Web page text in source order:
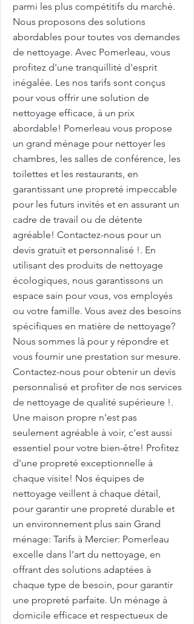
parmi les plus compétitifs du marché.
Nous proposons des solutions
abordables pour toutes vos demandes
de nettoyage. Avec Pomerleau, vous
profitez d'une tranquillité d'esprit
inégalée. Les nos tarifs sont conçus
pour vous offrir une solution de
nettoyage efficace, à un prix
abordable! Pomerleau vous propose
un grand ménage pour nettoyer les
chambres, les salles de conférence, les
toilettes et les restaurants, en
garantissant une propreté impeccable
pour les futurs invités et en assurant un
cadre de travail ou de détente
agréable! Contactez-nous pour un
devis gratuit et personnalisé !. En
utilisant des produits de nettoyage
écologiques, nous garantissons un
espace sain pour vous, vos employés
ou votre famille. Vous avez des besoins
spécifiques en matière de nettoyage?
Nous sommes là pour y répondre et
vous fournir une prestation sur mesure.
Contactez-nous pour obtenir un devis
personnalisé et profiter de nos services
de nettoyage de qualité supérieure !.
Une maison propre n'est pas
seulement agréable à voir, c'est aussi
essentiel pour votre bien-être! Profitez
d'une propreté exceptionnelle à
chaque visite! Nos équipes de
nettoyage veillent à chaque détail,
pour garantir une propreté durable et
un environnement plus sain Grand
ménage: Tarifs à Mercier: Pomerleau
excelle dans l'art du nettoyage, en
offrant des solutions adaptées à
chaque type de besoin, pour garantir
une propreté parfaite. Un ménage à
domicile efficace et respectueux de